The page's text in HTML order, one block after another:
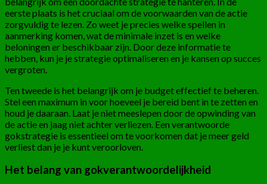
eerste plaats is het cruciaal om de voorwaarden van de actie
zorgvuldig te lezen. Zo weet je precies welke spellen in
aanmerking komen, wat de minimale inzet is en welke
beloningen er beschikbaar zijn. Door deze informatie te
hebben, kun je je strategie optimaliseren en je kansen op succes
vergroten.
Ten tweede is het belangrijk om je budget effectief te beheren.
Stel een maximum in voor hoeveel je bereid bent in te zetten en
houd je daaraan. Laat je niet meeslepen door de opwinding van
de actie en jaag niet achter verliezen. Een verantwoorde
gokstrategie is essentieel om te voorkomen dat je meer geld
verliest dan je je kunt veroorloven.
Het belang van gokverantwoordelijkheid